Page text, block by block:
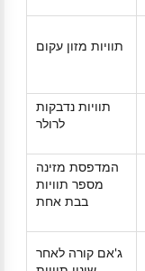
תוויות מזון עקום
תוויות נדבקות
לרולר
המדפסת מזינה
מספר תוויות
בבת אחת
ג'אם קורה לאחר